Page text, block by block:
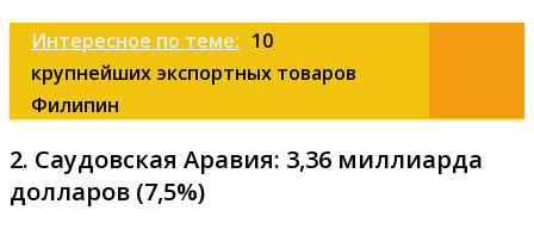
Интересное по теме: 10
крупнейших экспортных товаров
Филипин
2. Саудовская Аравия: 3,36 миллиарда
долларов (7,5%)